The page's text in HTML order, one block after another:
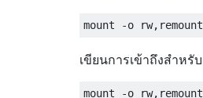
เขียนการเข้าถึงสำห